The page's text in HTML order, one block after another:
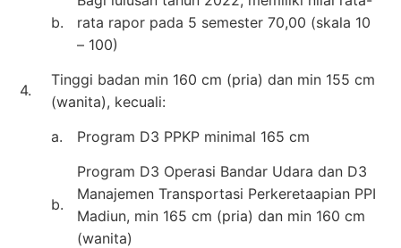
b.
rata rapor pada 5 semester 70,00 (skala 10
– 100)
4.
Tinggi badan min 160 cm (pria) dan min 155 cm
(wanita), kecuali:
a.
Program D3 PPKP minimal 165 cm
b.
Program D3 Operasi Bandar Udara dan D3
Manajemen Transportasi Perkeretaapian PPI
Madiun, min 165 cm (pria) dan min 160 cm
(wanita)